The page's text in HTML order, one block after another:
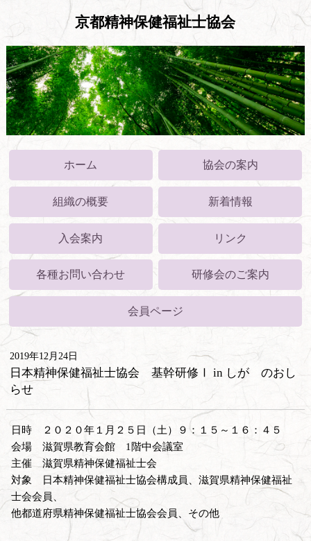
京都精神保健福祉士協会
ホーム 協会の案内
組織の概要 新着情報
入会案内 リンク
各種お問い合わせ 研修会のご案内
会員ページ
2019年12月24日
日本精神保健福祉士協会 基幹研修Ⅰ in しが のおし
らせ
日時 ２０２０年１月２５日（土）９：１５～１６：４５
会場 滋賀県教育会館 1階中会議室
主催 滋賀県精神保健福祉士会
対象 日本精神保健福祉士協会構成員、滋賀県精神保健福祉
士会会員、
他都道府県精神保健福祉士協会会員、その他